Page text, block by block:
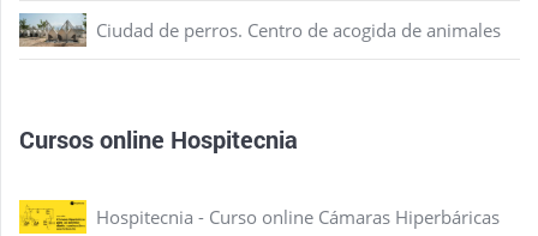
Ciudad de perros. Centro de acogida de animales
Cursos online Hospitecnia
Hospitecnia - Curso online Cámaras Hiperbáricas